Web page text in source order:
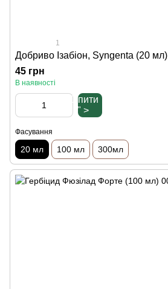
1
Добриво Ізабіон, Syngenta (20 мл)
45 грн
В наявності
Купити
" >
Фасування
20 мл 100 мл 300мл